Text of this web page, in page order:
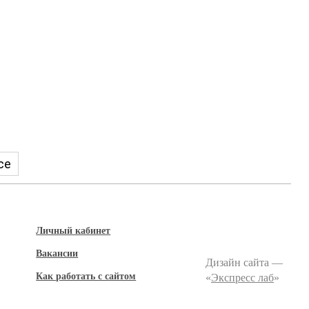
Личный кабинет
Вакансии
Как работать с сайтом
Дизайн сайта —
«Экспресс лаб»